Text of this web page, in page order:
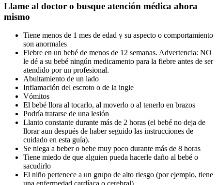
Llame al doctor o busque atención médica ahora
mismo
Tiene menos de 1 mes de edad y su aspecto o comportamiento
son anormales
Fiebre en un bebé de menos de 12 semanas. Advertencia: NO
le dé a su bebé ningún medicamento para la fiebre antes de ser
atendido por un profesional.
Abultamiento de un lado
Inflamación del escroto o de la ingle
Vómitos
El bebé llora al tocarlo, al moverlo o al tenerlo en brazos
Podría tratarse de una lesión
Llanto constante durante más de 2 horas (el bebé no deja de
llorar aun después de haber seguido las instrucciones de
cuidado en esta guía).
Se niega a beber o bebe muy poco durante más de 8 horas
Tiene miedo de que alguien pueda hacerle daño al bebé o
sacudirlo
El niño pertenece a un grupo de alto riesgo (por ejemplo, tiene